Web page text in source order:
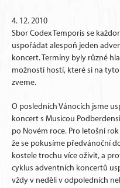
4. 12. 2010
Sbor Codex Temporis se
uspořádat alespoň jeden
koncert. Termíny byly různé
možností hostí, které si na
zveme.
O posledních Vánocích jsme
koncert s Musicou
po Novém roce. Pro letošní
že se pokusíme předvánoční
kostele trochu více oživit, a
cyklus adventních koncertů
vždy v neděli v odpoledních